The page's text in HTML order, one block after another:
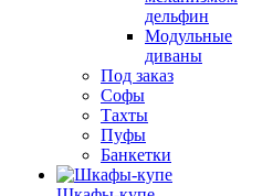
дельфин
Модульные
диваны
Под заказ
Софы
Тахты
Пуфы
Банкетки